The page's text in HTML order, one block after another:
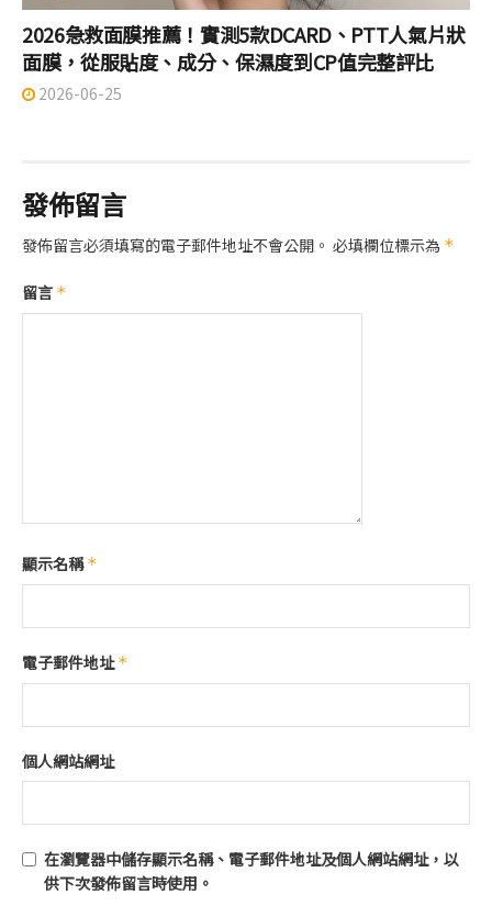
2026急救面膜推薦！實測5款DCARD、PTT人氣片狀
面膜，從服貼度、成分、保濕度到CP值完整評比
2026-06-25
發佈留言
發佈留言必須填寫的電子郵件地址不會公開。 必填欄位標示為 *
留言*
顯示名稱*
電子郵件地址*
個人網站網址
在瀏覽器中儲存顯示名稱、電子郵件地址及個人網站網址，以
供下次發佈留言時使用。